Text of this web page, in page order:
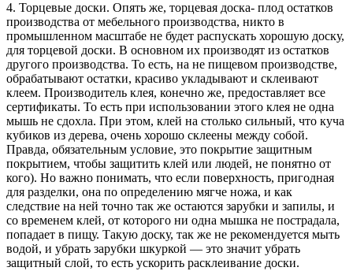
4. Торцевые доски. Опять же, торцевая доска- плод остатков
производства от мебельного производства, никто в
промышленном масштабе не будет распускать хорошую доску,
для торцевой доски. В основном их производят из остатков
другого производства. То есть, на не пищевом производстве,
обрабатывают остатки, красиво укладывают и склеивают
клеем. Производитель клея, конечно же, предоставляет все
сертификаты. То есть при использовании этого клея не одна
мышь не сдохла. При этом, клей на столько сильный, что куча
кубиков из дерева, очень хорошо склеены между собой.
Правда, обязательным условие, это покрытие защитным
покрытием, чтобы защитить клей или людей, не понятно от
кого). Но важно понимать, что если поверхность, пригодная
для разделки, она по определению мягче ножа, и как
следствие на ней точно так же остаются зарубки и запилы, и
со временем клей, от которого ни одна мышка не пострадала,
попадает в пищу. Такую доску, так же не рекомендуется мыть
водой, и убрать зарубки шкуркой — это значит убрать
защитный слой, то есть ускорить расклеивание доски.